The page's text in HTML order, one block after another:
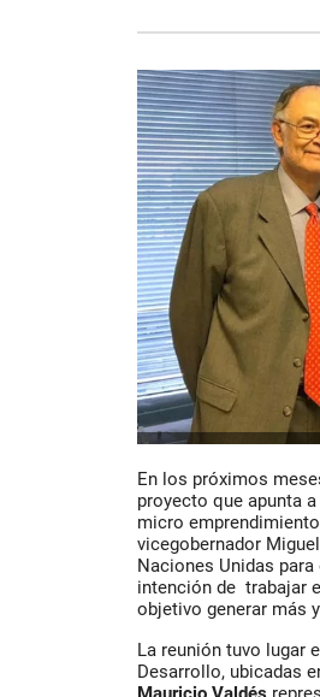
En los próximos
proyecto que apunta
micro
vicegobernador
Naciones Unidas
intención de trabajar
objetivo generar más
La reunión tuvo lugar
Desarrollo, ubicadas